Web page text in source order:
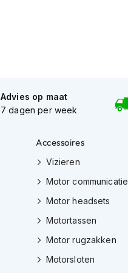
Advies op maat
7 dagen per week
Accessoires
Vizieren
Motor communicatie
Motor headsets
Motortassen
Motor rugzakken
Motorsloten